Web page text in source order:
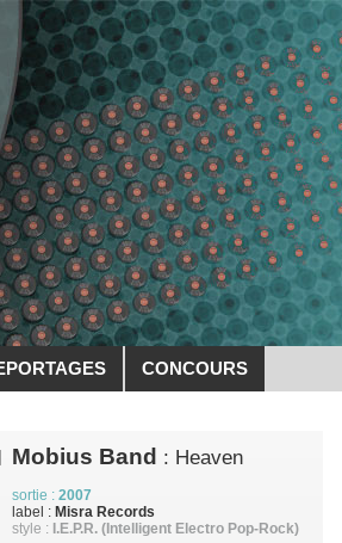
CONCOURS
Mobius Band : Heaven
sortie : 2007
label : Misra Records
style : I.E.P.R. (Intelligent Electro Pop-Rock)